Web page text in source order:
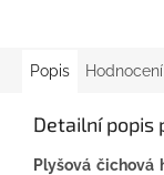
Popis Hodnocení
Detailní popis
Plyšová čichová